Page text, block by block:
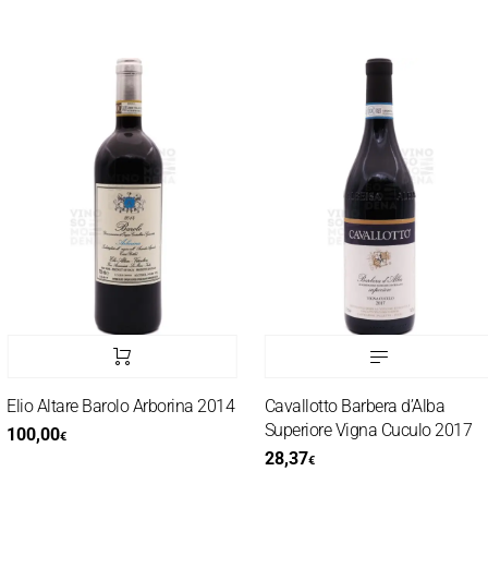
Altare Barolo Arborina 2014
€
Cavallotto Barbera d’Alba
Superiore Vigna Cuculo 2017
28,37€